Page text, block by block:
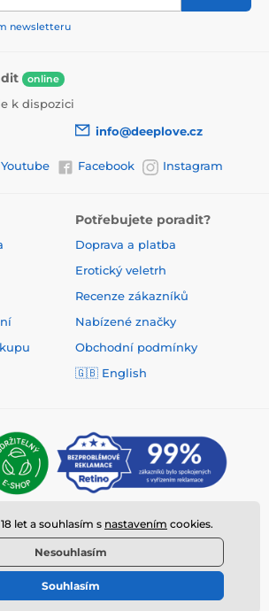
newsletteru
online
k dispozici
info@deeplove.cz
Youtube Facebook Instagram
Potřebujete poradit?
Doprava a platba
Erotický veletrh
Recenze zákazníků
Nabízené značky
Obchodní podmínky
🇬🇧 English
⦁ E-shop vytvořila
let a souhlasím s nastavením cookies.
Nesouhlasím
Souhlasím